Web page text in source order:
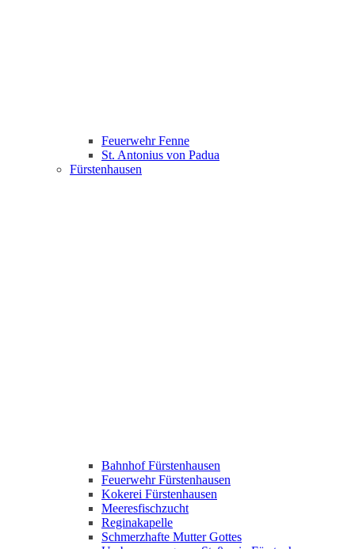
Feuerwehr Fenne
St. Antonius von Padua
Fürstenhausen
Bahnhof Fürstenhausen
Feuerwehr Fürstenhausen
Kokerei Fürstenhausen
Meeresfischzucht
Reginakapelle
Schmerzhafte Mutter Gottes